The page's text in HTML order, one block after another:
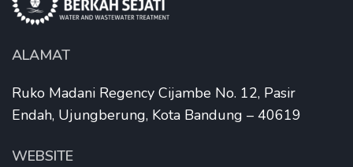
ALAMAT
Ruko Madani Regency Cijambe No. 12, Pasir
Endah, Ujungberung, Kota Bandung – 40619
WEBSITE